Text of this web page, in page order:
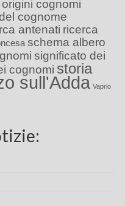
origini cognomi
cognome
antenati ricerca
schema albero
significato dei
cognomi storia
sull'Adda Vaprio